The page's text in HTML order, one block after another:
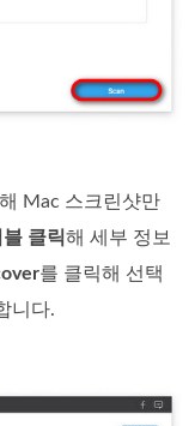
Mac 스크린샷만
블 클릭해 세부 정보
를 클릭해 선택
니다.